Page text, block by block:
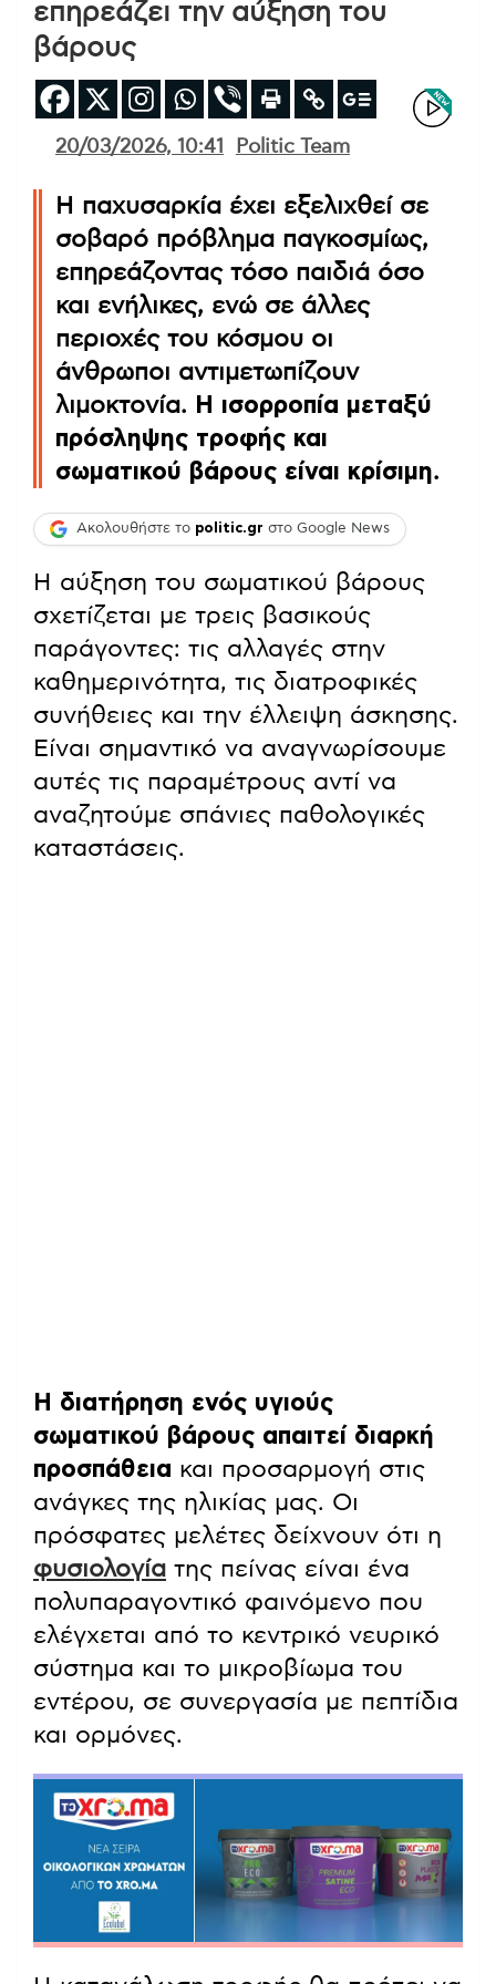
επηρεάζει την αύξηση του
βάρους
20/03/2026, 10:41 Politic Team
Η παχυσαρκία έχει εξελιχθεί σε
σοβαρό πρόβλημα παγκοσμίως,
επηρεάζοντας τόσο παιδιά όσο
και ενήλικες, ενώ σε άλλες
περιοχές του κόσμου οι
άνθρωποι αντιμετωπίζουν
λιμοκτονία. Η ισορροπία μεταξύ
πρόσληψης τροφής και
σωματικού βάρους είναι κρίσιμη.
Ακολουθήστε το politic.gr στο Google News
Η αύξηση του σωματικού βάρους
σχετίζεται με τρεις βασικούς
παράγοντες: τις αλλαγές στην
καθημερινότητα, τις διατροφικές
συνήθειες και την έλλειψη άσκησης.
Είναι σημαντικό να αναγνωρίσουμε
αυτές τις παραμέτρους αντί να
αναζητούμε σπάνιες παθολογικές
καταστάσεις.
Η διατήρηση ενός υγιούς
σωματικού βάρους απαιτεί διαρκή
προσπάθεια και προσαρμογή στις
ανάγκες της ηλικίας μας. Οι
πρόσφατες μελέτες δείχνουν ότι η
φυσιολογία της πείνας είναι ένα
πολυπαραγοντικό φαινόμενο που
ελέγχεται από το κεντρικό νευρικό
σύστημα και το μικροβίωμα του
εντέρου, σε συνεργασία με πεπτίδια
και ορμόνες.